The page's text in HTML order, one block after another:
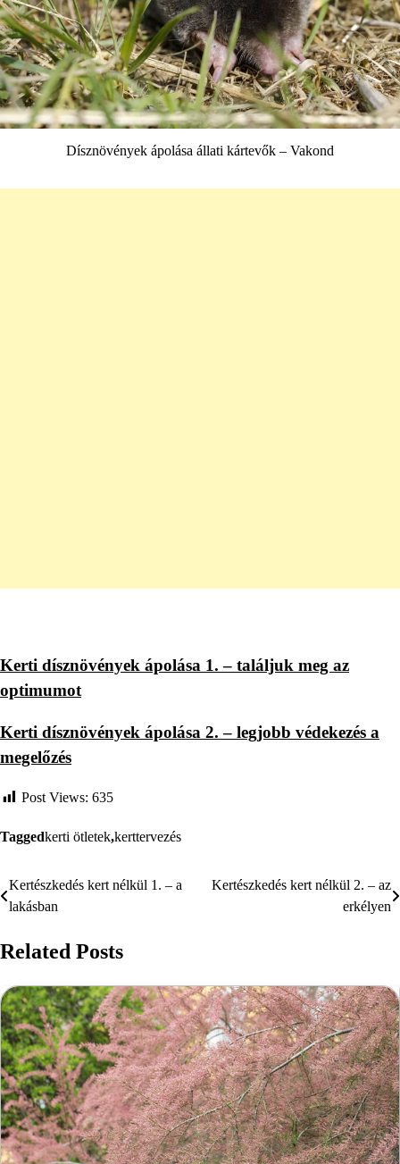
Dísznövények ápolása állati kártevők – Vakond
Kerti dísznövények ápolása 1. – találjuk meg az
optimumot
Kerti dísznövények ápolása 2. – legjobb védekezés a
megelőzés
Post Views: 635
Taggedkerti ötletek,kerttervezés
Bejegyzés
Kertészkedés kert nélkül 1. – a
lakásban
Kertészkedés kert nélkül 2. – az
erkélyen
Related Posts